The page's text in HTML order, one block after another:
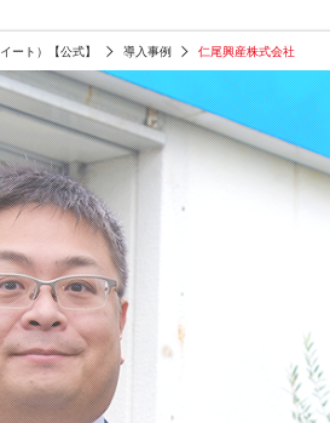
ート）【公式】 導入事例 仁尾興産株式会社